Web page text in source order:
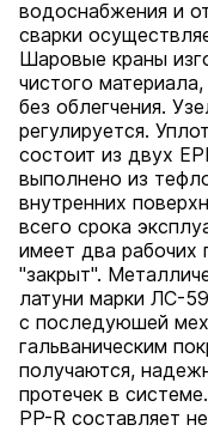
водоснабжения и
сварки
Шаровые краны
чистого
без облегчения.
регулируется.
состоит из двух
выполнено из
внутренних
всего срока
имеет два рабочих
"закрыт".
латуни марки ЛС-
с последуюшей
гальваническим
получаются,
протечек в
PP-R составляет